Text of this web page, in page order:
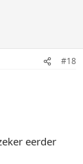
#18
eerder